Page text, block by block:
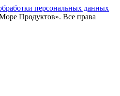
персональных данных
Продуктов». Все права